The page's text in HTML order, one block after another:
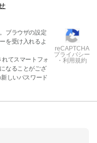
ブラウザの設定
を受け入れるよ
てスマートフォ
なることがござ
しいパスワード
reCAPTCHA
プライバシー
・利用規約